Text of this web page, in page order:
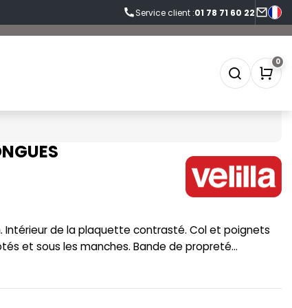
Service client :01 78 71 60 22
SOUS-VETEMENTS
SPORT
SO DENIM
SPIRO
0
Intérieur de la plaquette contrasté. Col et poignets
et sous les manches. Bande de propreté